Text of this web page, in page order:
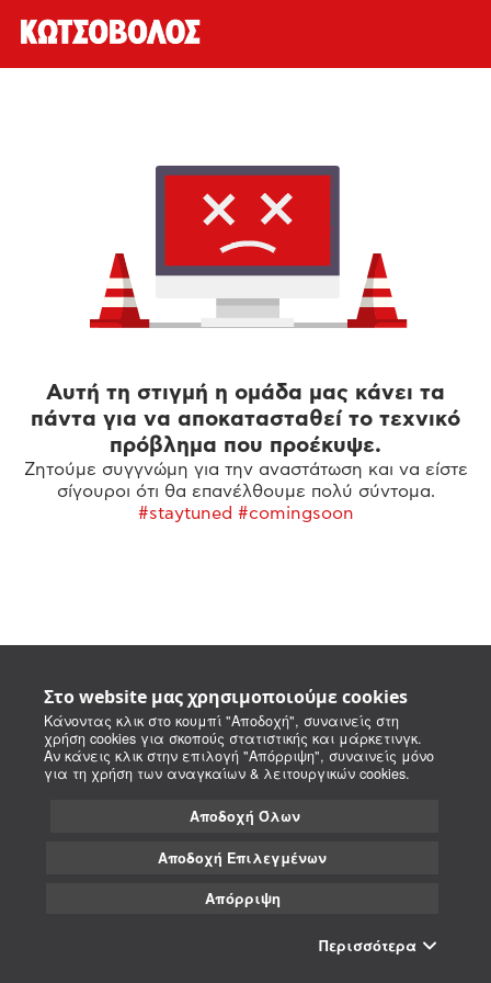
Στο website μας χρησιμοποιούμε cookies
Κάνοντας κλικ στο κουμπί "Αποδοχή", συναινείς στη
χρήση cookies για σκοπούς στατιστικής και μάρκετινγκ.
Αν κάνεις κλικ στην επιλογή "Απόρριψη", συναινείς μόνο
για τη χρήση των αναγκαίων & λειτουργικών cookies.
Αποδοχή Όλων
Αποδοχή Επιλεγμένων
Απόρριψη
Περισσότερα
Αυτή τη στιγμή η ομάδα μας κάνει τα
πάντα για να αποκατασταθεί το τεχνικό
πρόβλημα που προέκυψε.
Ζητούμε συγγνώμη για την αναστάτωση και να είστε
σίγουροι ότι θα επανέλθουμε πολύ σύντομα.
#staytuned #comingsoon